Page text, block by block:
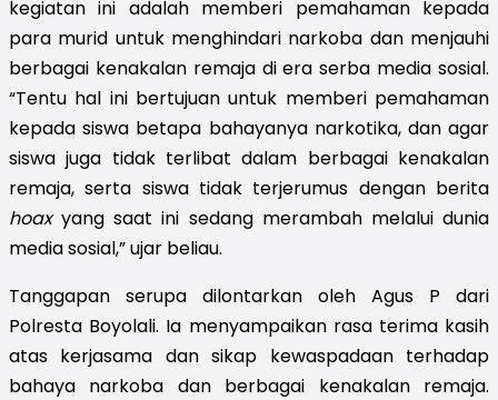
kegiatan ini adalah memberi pemahaman kepada
para murid untuk menghindari narkoba dan menjauhi
berbagai kenakalan remaja di era serba media sosial.
“Tentu hal ini bertujuan untuk memberi pemahaman
kepada siswa betapa bahayanya narkotika, dan agar
siswa juga tidak terlibat dalam berbagai kenakalan
remaja, serta siswa tidak terjerumus dengan berita
hoaxyang saat ini sedang merambah melalui dunia
media sosial,” ujar beliau.
Tanggapan serupa dilontarkan oleh Agus P dari
Polresta Boyolali. Ia menyampaikan rasa terima kasih
atas kerjasama dan sikap kewaspadaan terhadap
bahaya narkoba dan berbagai kenakalan remaja.